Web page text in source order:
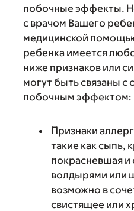
побочные эффекты.
с врачом Вашего
медицинской
ребенка имеется
ниже признаков или
могут быть связаны с
побочным эффектом:
Признаки
такие как сыпь,
покрасневшая и
волдырями или
возможно в
свистящее или